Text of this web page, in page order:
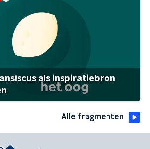
als inspiratiebron
Alle fragmenten